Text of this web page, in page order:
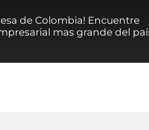
de Colombia! Encuentre
mas grande del